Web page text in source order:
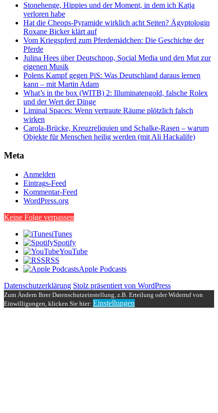
Stonehenge, Hippies und der Moment, in dem ich Katja
verloren habe
Hat die Cheops-Pyramide wirklich acht Seiten? Ägyptologin
Roxane Bicker klärt auf
Vom Kriegspferd zum Pferdemädchen: Die Geschichte der
Pferde
Julina Hees über Deutschpop, Social Media und den Mut zur
eigenen Musik
Polens Kampf gegen PiS: Was Deutschland daraus lernen
kann – mit Martin Adam
What’s in the box (WITB) 2: Illuminatengold, falsche Rolex
und der Wert der Dinge
Liminal Spaces: Wenn vertraute Räume plötzlich falsch
wirken
Carola-Brücke, Kreuzreliquien und Schalke-Rasen – warum
Objekte für Menschen heilig werden (mit Ali Hackalife)
Meta
Anmelden
Eintrags-Feed
Kommentar-Feed
WordPress.org
Keine Folge verpassen
iTunes
Spotify
YouTube
RSS
Apple Podcasts
Datenschutzerklärung Stolz präsentiert von WordPress
Zum Ändern Ihrer Datenschutzeinstellung, z.B. Erteilung oder Widerruf von
Einwilligungen, klicken Sie hier: Einstellungen